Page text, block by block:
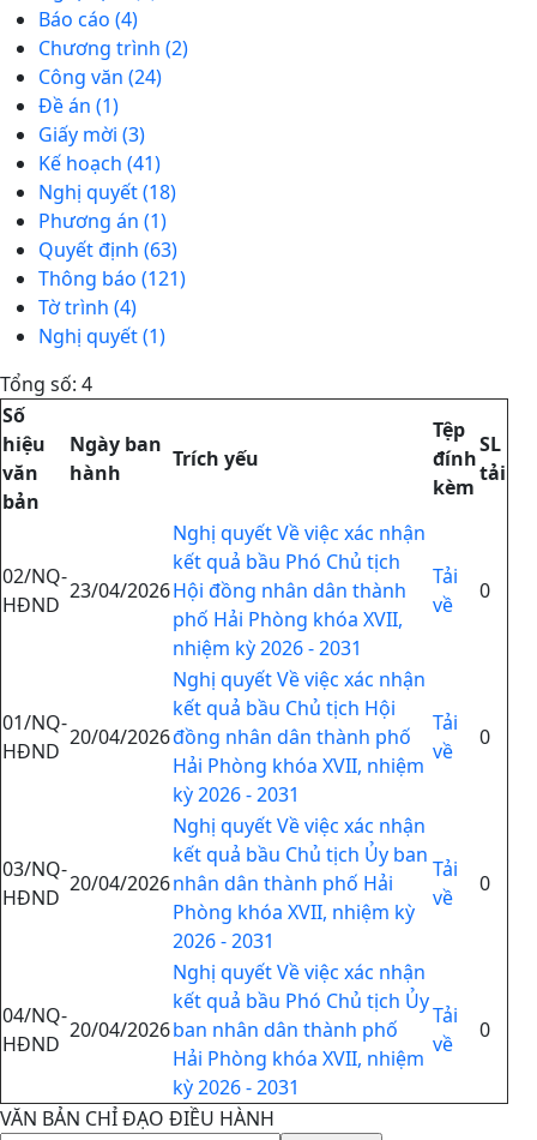
Báo cáo (4)
Chương trình (2)
Công văn (24)
Đề án (1)
Giấy mời (3)
Kế hoạch (41)
Nghị quyết (18)
Phương án (1)
Quyết định (63)
Thông báo (121)
Tờ trình (4)
Nghị quyết (1)
Tổng số: 4
Số
hiệu
văn
bản
Ngày ban
hành
Trích yếu
Tệp
đính
kèm
SL
tải
02/NQ-
HĐND
23/04/2026
Nghị quyết Về việc xác nhận
kết quả bầu Phó Chủ tịch
Hội đồng nhân dân thành
phố Hải Phòng khóa XVII,
nhiệm kỳ 2026 - 2031
Tải
về
0
01/NQ-
HĐND
20/04/2026
Nghị quyết Về việc xác nhận
kết quả bầu Chủ tịch Hội
đồng nhân dân thành phố
Hải Phòng khóa XVII, nhiệm
kỳ 2026 - 2031
Tải
về
0
03/NQ-
HĐND
20/04/2026
Nghị quyết Về việc xác nhận
kết quả bầu Chủ tịch Ủy ban
nhân dân thành phố Hải
Phòng khóa XVII, nhiệm kỳ
2026 - 2031
Tải
về
0
04/NQ-
HĐND
20/04/2026
Nghị quyết Về việc xác nhận
kết quả bầu Phó Chủ tịch Ủy
ban nhân dân thành phố
Hải Phòng khóa XVII, nhiệm
kỳ 2026 - 2031
Tải
về
0
VĂN BẢN CHỈ ĐẠO ĐIỀU HÀNH